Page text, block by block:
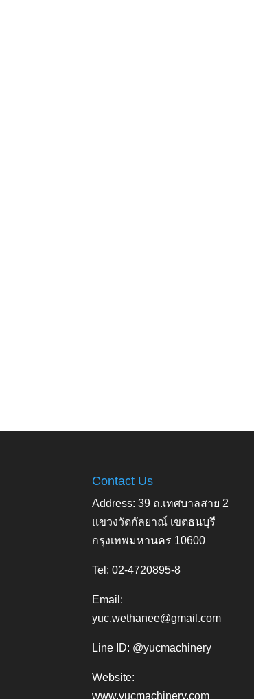
Contact Us
Address: 39 ถ.เทศบาลสาย 2
แขวงวัดกัลยาณ์ เขตธนบุรี
กรุงเทพมหานคร 10600
Tel: 02-4720895-8
Email:
yuc.wethanee@gmail.com
Line ID: @yucmachinery
Website:
www.yucmachinery.com